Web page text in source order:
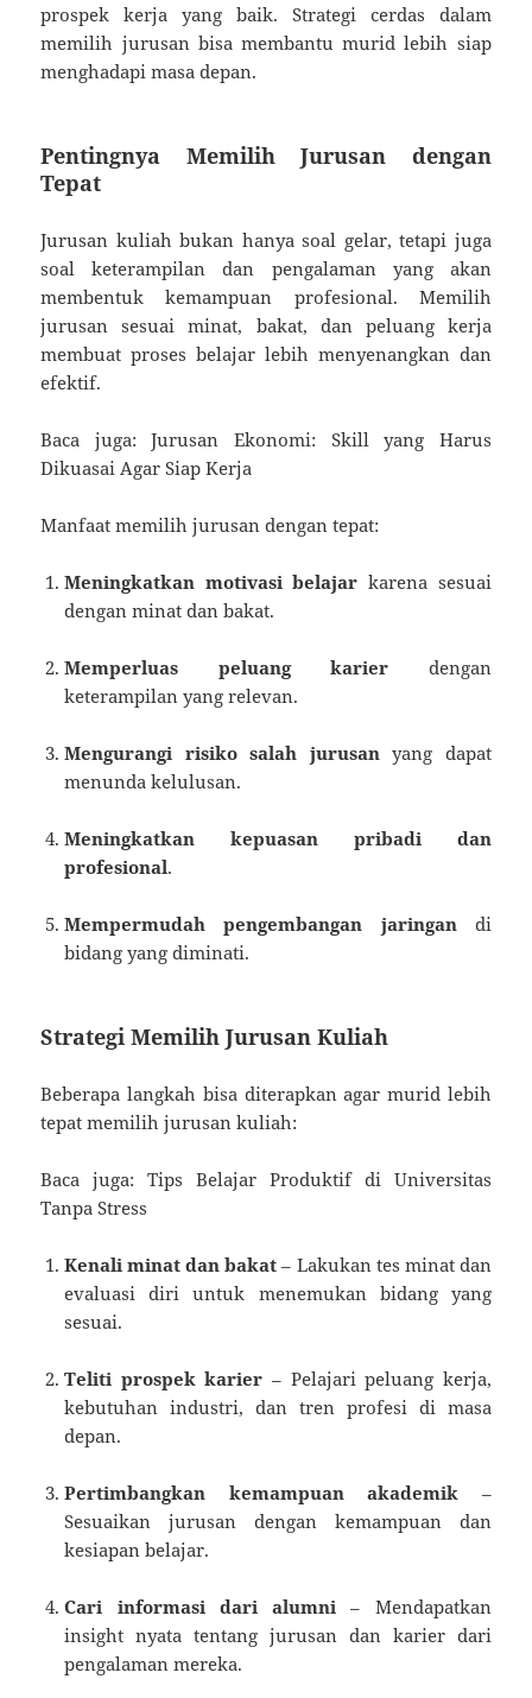
prospek kerja yang baik. Strategi cerdas dalam
memilih jurusan bisa membantu murid lebih siap
menghadapi masa depan.
Pentingnya Memilih Jurusan dengan
Tepat
Jurusan kuliah bukan hanya soal gelar, tetapi juga
soal keterampilan dan pengalaman yang akan
membentuk kemampuan profesional. Memilih
jurusan sesuai minat, bakat, dan peluang kerja
membuat proses belajar lebih menyenangkan dan
efektif.
Baca juga: Jurusan Ekonomi: Skill yang Harus
Dikuasai Agar Siap Kerja
Manfaat memilih jurusan dengan tepat:
Meningkatkan motivasi belajar karena sesuai
dengan minat dan bakat.
Memperluas peluang karier dengan
keterampilan yang relevan.
Mengurangi risiko salah jurusanyang dapat
menunda kelulusan.
Meningkatkan kepuasan pribadi dan
profesional.
Mempermudah pengembangan jaringandi
bidang yang diminati.
Strategi Memilih Jurusan Kuliah
Beberapa langkah bisa diterapkan agar murid lebih
tepat memilih jurusan kuliah:
Baca juga: Tips Belajar Produktif di Universitas
Tanpa Stress
Kenali minat dan bakat – Lakukan tes minat dan
evaluasi diri untuk menemukan bidang yang
sesuai.
Teliti prospek karier – Pelajari peluang kerja,
kebutuhan industri, dan tren profesi di masa
depan.
Pertimbangkan kemampuan akademik –
Sesuaikan jurusan dengan kemampuan dan
kesiapan belajar.
Cari informasi dari alumni – Mendapatkan
insight nyata tentang jurusan dan karier dari
pengalaman mereka.